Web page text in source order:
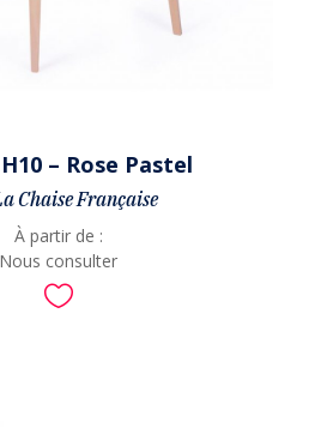
– Rose Pastel
Chaise Française
À partir de :
Nous consulter
